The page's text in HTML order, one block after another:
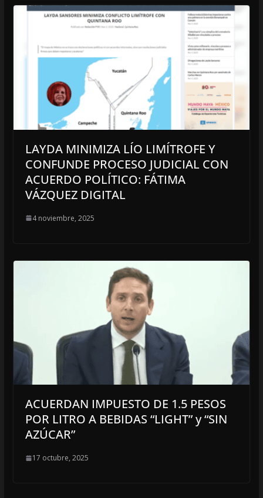
LAYDA MINIMIZA LÍO LIMÍTROFE Y
CONFUNDE PROCESO JUDICIAL CON
ACUERDO POLÍTICO: FÁTIMA
VÁZQUEZ DIGITAL
4 noviembre, 2025
ACUERDAN IMPUESTO DE 1.5 PESOS
POR LITRO A BEBIDAS “LIGHT” y “SIN
AZÚCAR”
17 octubre, 2025